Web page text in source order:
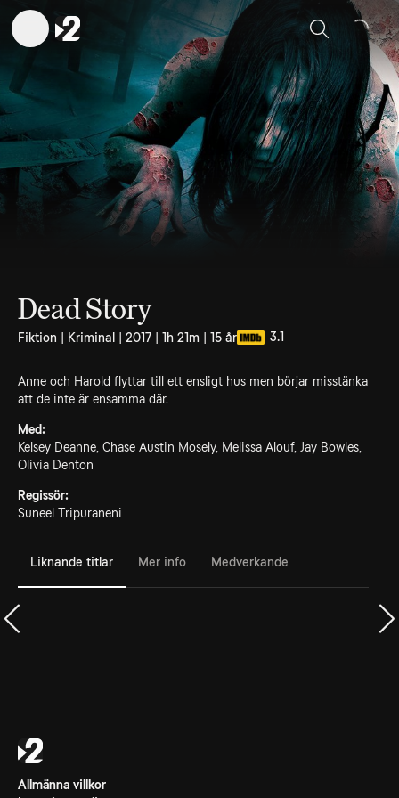
Sök
Dead Story
Fiktion | Kriminal | 2017 | 1h 21m | 15 år 3.1
Anne och Harold flyttar till ett ensligt hus men börjar misstänka
att de inte är ensamma där.
Med:
Kelsey Deanne, Chase Austin Mosely, Melissa Alouf, Jay Bowles,
Olivia Denton
Regissör:
Suneel Tripuraneni
Liknande titlar Mer info Medverkande
Allmänna villkor